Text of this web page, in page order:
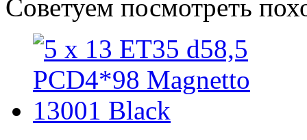
Cоветуем посмотреть